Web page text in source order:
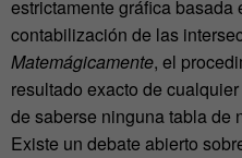
estrictamente gráfica
contabilización de las
Matemágicamente, el
resultado exacto de
de saberse ninguna tabla de
Existe un debate abierto